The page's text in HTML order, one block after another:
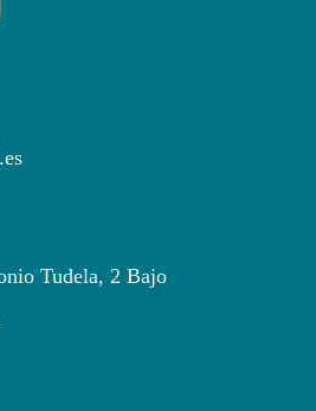
Tudela, 2 Bajo